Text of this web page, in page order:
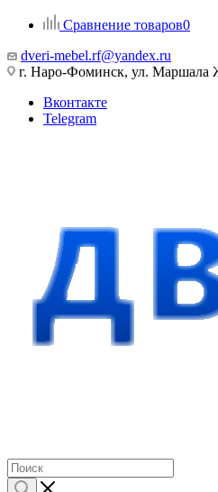
Сравнение товаров0
dveri-mebel.rf@yandex.ru
г. Наро-Фоминск, ул. Маршала
Вконтакте
Telegram